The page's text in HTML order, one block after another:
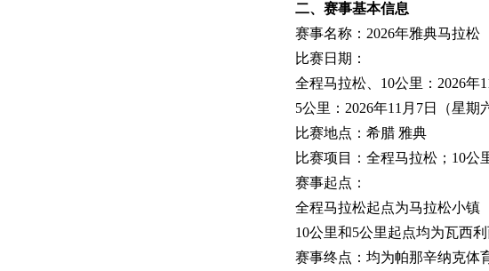
二、 赛事基本信息
赛事名称：2026年雅典马拉松
比赛日期：
全程马拉松、 10公里： 2026年
5公里： 2026年11 月 7日（星期
比赛地点：希腊 雅典
比赛项目：全程马拉松； 10公
赛事起点：
全程马拉松起点为马拉松小镇
10公里和5公里起点均为瓦西
赛事终点：均为帕那辛纳克体